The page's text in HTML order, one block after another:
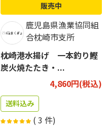
販売中
鹿児島県漁業協同組
合枕崎市支所
枕崎港水揚げ 一本釣り鰹
炭火焼たたき・...
4,860円(税込)
送料込み
( 3 件)